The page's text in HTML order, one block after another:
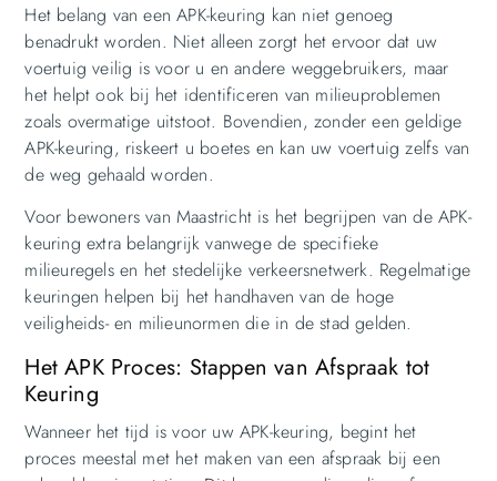
Het belang van een APK-keuring kan niet genoeg
benadrukt worden. Niet alleen zorgt het ervoor dat uw
voertuig veilig is voor u en andere weggebruikers, maar
het helpt ook bij het identificeren van milieuproblemen
zoals overmatige uitstoot. Bovendien, zonder een geldige
APK-keuring, riskeert u boetes en kan uw voertuig zelfs van
de weg gehaald worden.
Voor bewoners van Maastricht is het begrijpen van de APK-
keuring extra belangrijk vanwege de specifieke
milieuregels en het stedelijke verkeersnetwerk. Regelmatige
keuringen helpen bij het handhaven van de hoge
veiligheids- en milieunormen die in de stad gelden.
Het APK Proces: Stappen van Afspraak tot
Keuring
Wanneer het tijd is voor uw APK-keuring, begint het
proces meestal met het maken van een afspraak bij een